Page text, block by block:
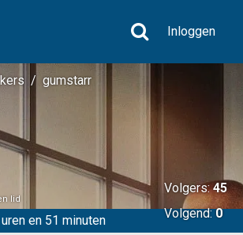
Inloggen
/ gumstarr
lid
en 51 minuten
Volgers:45
Volgend:0